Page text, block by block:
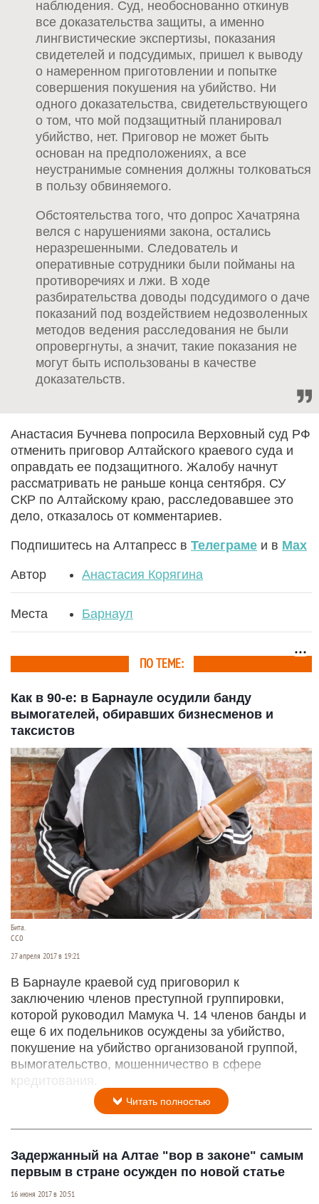
наблюдения. Суд, необоснованно откинув
все доказательства защиты, а именно
лингвистические экспертизы, показания
свидетелей и подсудимых, пришел к выводу
о намеренном приготовлении и попытке
совершения покушения на убийство. Ни
одного доказательства, свидетельствующего
о том, что мой подзащитный планировал
убийство, нет. Приговор не может быть
основан на предположениях, а все
неустранимые сомнения должны толковаться
в пользу обвиняемого.
Обстоятельства того, что допрос Хачатряна
велся с нарушениями закона, остались
неразрешенными. Следователь и
оперативные сотрудники были пойманы на
противоречиях и лжи. В ходе
разбирательства доводы подсудимого о даче
показаний под воздействием недозволенных
методов ведения расследования не были
опровергнуты, а значит, такие показания не
могут быть использованы в качестве
доказательств.
Анастасия Бучнева попросила Верховный суд РФ
отменить приговор Алтайского краевого суда и
оправдать ее подзащитного. Жалобу начнут
рассматривать не раньше конца сентября. СУ
СКР по Алтайскому краю, расследовавшее это
дело, отказалось от комментариев.
Подпишитесь на Алтапресс в Телеграме и в Max
Автор Анастасия Корягина
Места Барнаул
ПО ТЕМЕ:
Как в 90-е: в Барнауле осудили банду
вымогателей, обиравших бизнесменов и
таксистов
Бита.
СС0
27 апреля 2017 в 19:21
В Барнауле краевой суд приговорил к
заключению членов преступной группировки,
которой руководил Мамука Ч. 14 членов банды и
еще 6 их подельников осуждены за убийство,
покушение на убийство организованой группой,
вымогательство, мошенничество в сфере
кредитования.
Читать полностью
Задержанный на Алтае "вор в законе" самым
первым в стране осужден по новой статье
16 июня 2017 в 20:51